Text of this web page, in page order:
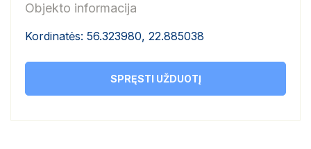
Objekto informacija
Kordinatės: 56.323980, 22.885038
SPRĘSTI UŽDUOTĮ